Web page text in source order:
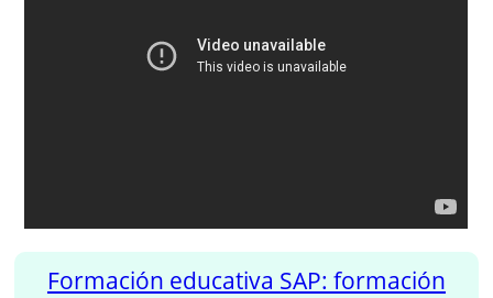
Formación educativa SAP: formación